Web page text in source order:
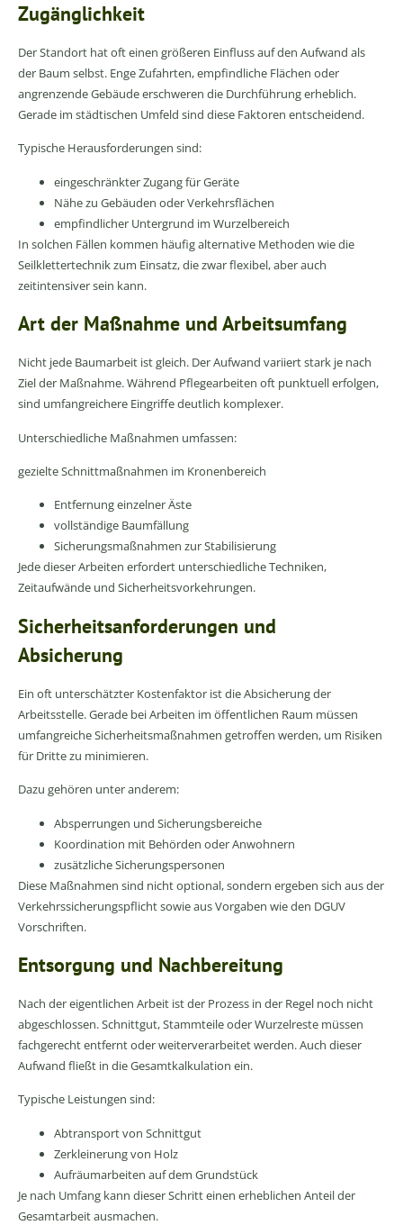
Zugänglichkeit
Der Standort hat oft einen größeren Einfluss auf den Aufwand als
der Baum selbst. Enge Zufahrten, empfindliche Flächen oder
angrenzende Gebäude erschweren die Durchführung erheblich.
Gerade im städtischen Umfeld sind diese Faktoren entscheidend.
Typische Herausforderungen sind:
eingeschränkter Zugang für Geräte
Nähe zu Gebäuden oder Verkehrsflächen
empfindlicher Untergrund im Wurzelbereich
In solchen Fällen kommen häufig alternative Methoden wie die
Seilklettertechnik zum Einsatz, die zwar flexibel, aber auch
zeitintensiver sein kann.
Art der Maßnahme und Arbeitsumfang
Nicht jede Baumarbeit ist gleich. Der Aufwand variiert stark je nach
Ziel der Maßnahme. Während Pflegearbeiten oft punktuell erfolgen,
sind umfangreichere Eingriffe deutlich komplexer.
Unterschiedliche Maßnahmen umfassen:
gezielte Schnittmaßnahmen im Kronenbereich
Entfernung einzelner Äste
vollständige Baumfällung
Sicherungsmaßnahmen zur Stabilisierung
Jede dieser Arbeiten erfordert unterschiedliche Techniken,
Zeitaufwände und Sicherheitsvorkehrungen.
Sicherheitsanforderungen und
Absicherung
Ein oft unterschätzter Kostenfaktor ist die Absicherung der
Arbeitsstelle. Gerade bei Arbeiten im öffentlichen Raum müssen
umfangreiche Sicherheitsmaßnahmen getroffen werden, um Risiken
für Dritte zu minimieren.
Dazu gehören unter anderem:
Absperrungen und Sicherungsbereiche
Koordination mit Behörden oder Anwohnern
zusätzliche Sicherungspersonen
Diese Maßnahmen sind nicht optional, sondern ergeben sich aus der
Verkehrssicherungspflicht sowie aus Vorgaben wie den DGUV
Vorschriften.
Entsorgung und Nachbereitung
Nach der eigentlichen Arbeit ist der Prozess in der Regel noch nicht
abgeschlossen. Schnittgut, Stammteile oder Wurzelreste müssen
fachgerecht entfernt oder weiterverarbeitet werden. Auch dieser
Aufwand fließt in die Gesamtkalkulation ein.
Typische Leistungen sind:
Abtransport von Schnittgut
Zerkleinerung von Holz
Aufräumarbeiten auf dem Grundstück
Je nach Umfang kann dieser Schritt einen erheblichen Anteil der
Gesamtarbeit ausmachen.